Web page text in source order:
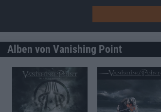
Alben von Vanishing Point